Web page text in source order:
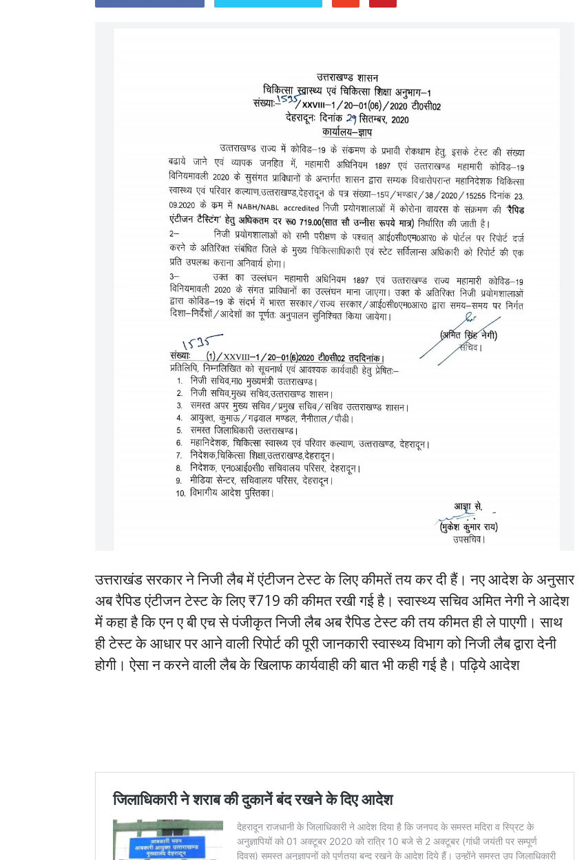
उत्तराखंड सरकार ने निजी लैब में एंटीजन टेस्ट के लिए कीमतें तय कर दी हैं। नए आदेश के अनुसार
अब रैपिड एंटीजन टेस्ट के लिए ₹719 की कीमत रखी गई है। स्वास्थ्य सचिव अमित नेगी ने आदेश
में कहा है कि एन ए बी एच से पंजीकृत निजी लैब अब रैपिड टेस्ट की तय कीमत ही ले पाएगी। साथ
ही टेस्ट के आधार पर आने वाली रिपोर्ट की पूरी जानकारी स्वास्थ्य विभाग को निजी लैब द्वारा देनी
होगी। ऐसा न करने वाली लैब के खिलाफ कार्यवाही की बात भी कही गई है। पढ़िये आदेश